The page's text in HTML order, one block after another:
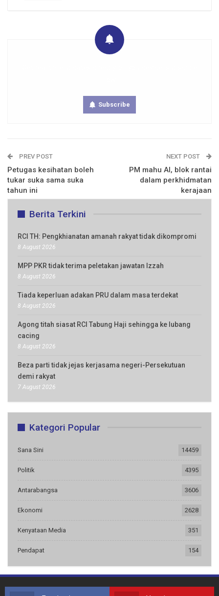
Subscribe
PREV POST
Petugas kesihatan boleh
tukar suka sama suka
tahun ini
NEXT POST
PM mahu AI, blok rantai
dalam perkhidmatan
kerajaan
Berita Terkini
RCI TH: Pengkhianatan amanah rakyat tidak dikompromi
8 August 2026
MPP PKR tidak terima peletakan jawatan Izzah
8 August 2026
Tiada keperluan adakan PRU dalam masa terdekat
8 August 2026
Agong titah siasat RCI Tabung Haji sehingga ke lubang
cacing
8 August 2026
Beza parti tidak jejas kerjasama negeri-Persekutuan
demi rakyat
7 August 2026
Kategori Popular
Sana Sini 14459
Politik 4395
Antarabangsa 3606
Ekonomi 2628
Kenyataan Media 351
Pendapat 154